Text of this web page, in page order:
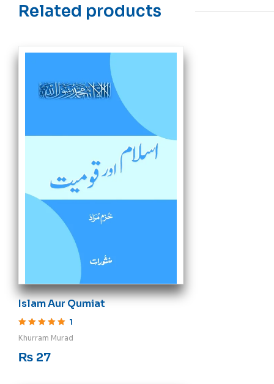
Related products
Islam Aur Qumiat
1
Khurram Murad
₨ 27